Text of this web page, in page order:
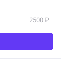
2500 ₽